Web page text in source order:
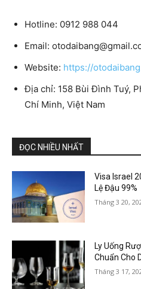
Hotline: 0912 988 044
Email:
Website: https://
Địa chỉ: 158 Bùi Đình Tuý,
Chí Minh, Việt Nam
ĐỌC NHIỀU NHẤT
Visa Israel
Lệ Đậu 99%
Tháng 3 20,
Ly Uống
Chuẩn Cho
Tháng 3 17,